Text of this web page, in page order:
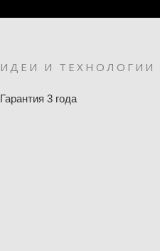
ИДЕИ И ТЕХНОЛОГИИ
Гарантия 3 года